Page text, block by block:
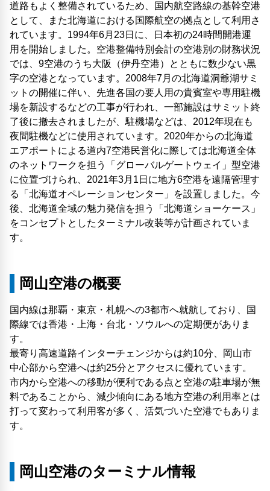
道路もよく整備されているため、国内航空路線の基幹空港
として、また北海道における国際航空の拠点として利用さ
れています。1994年6月23日に、日本初の24時間開港運
用を開始しました。空港整備特別会計の空港別の財務状況
では、9空港のうち大阪（伊丹空港）とともに数少ない黒
字の空港となっています。2008年7月の北海道洞爺湖サミ
ットの開催に伴い、先進各国の要人用の貴賓室や専用駐機
場を新設するなどの工事が行われ、一部施設はサミット終
了後に撤去されましたが、駐機場などは、2012年現在も
夜間駐機などに使用されています。2020年からの北海道
エアポートによる道内7空港民営化に際しては北海道全体
のネットワークを担う「グローバルゲートウェイ」型空港
に位置づけられ、2021年3月1日に地方6空港を遠隔管理す
る「北海道オペレーションセンター」を設置しました。今
後、北海道全域の魅力発信を担う「北海道ショーケース」
をコンセプトとしたターミナル改装等が計画されていま
す。
岡山空港の概要
国内線は那覇・東京・札幌への3都市へ就航しており、国
際線では香港・上海・台北・ソウルへの定期便がありま
す。
最寄り高速道路インターチェンジからは約10分、岡山市
中心部から空港へは約25分とアクセスに優れています。
市内から空港への移動が便利である点と空港の駐車場が無
料であることから、減少傾向にある地方空港の利用率とは
打って変わって利用客が多く、活気づいた空港でもありま
す。
岡山空港のターミナル情報